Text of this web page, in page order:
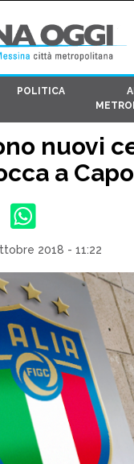
POLITICA
nuovi
a
2018 - 11:22